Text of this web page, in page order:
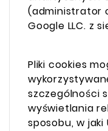
(administrator
Google LLC. z
Pliki cookies
szczególności
wyświetlania
sposobu, w jaki